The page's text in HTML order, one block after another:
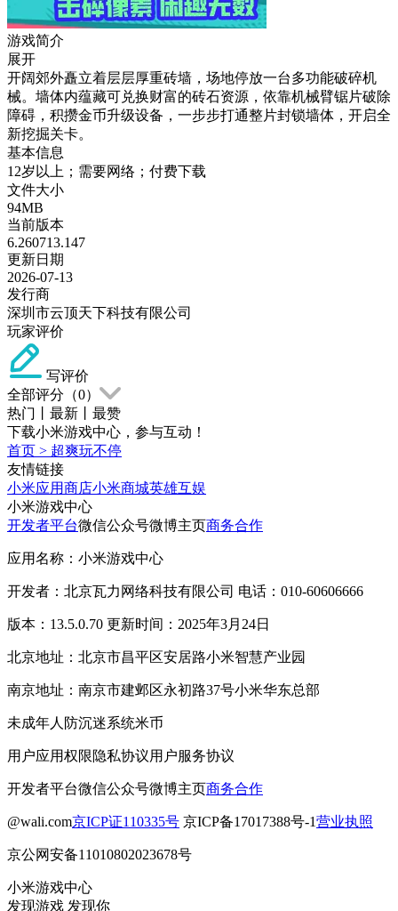
游戏简介
展开
开阔郊外矗立着层层厚重砖墙，场地停放一台多功能破碎机
械。墙体内蕴藏可兑换财富的砖石资源，依靠机械臂锯片破除
障碍，积攒金币升级设备，一步步打通整片封锁墙体，开启全
新挖掘关卡。
基本信息
12岁以上；需要网络；付费下载
文件大小
94MB
当前版本
6.260713.147
更新日期
2026-07-13
发行商
深圳市云顶天下科技有限公司
玩家评价
写评价
全部评分（0）
热门
最新
最赞
下载小米游戏中心，参与互动！
首页 > 超爽玩不停
友情链接
小米应用商店小米商城英雄互娱
小米游戏中心
开发者平台微信公众号微博主页商务合作
应用名称：小米游戏中心
开发者：北京瓦力网络科技有限公司 电话：010-60606666
版本：13.5.0.70 更新时间：2025年3月24日
北京地址：北京市昌平区安居路小米智慧产业园
南京地址：南京市建邺区永初路37号小米华东总部
未成年人防沉迷系统米币
用户应用权限隐私协议用户服务协议
开发者平台微信公众号微博主页商务合作
@wali.com京ICP证110335号 京ICP备17017388号-1营业执照
京公网安备11010802023678号
小米游戏中心
发现游戏 发现你